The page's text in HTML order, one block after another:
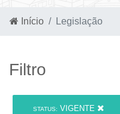
Início Legislação
Filtro
STATUS: VIGENTE